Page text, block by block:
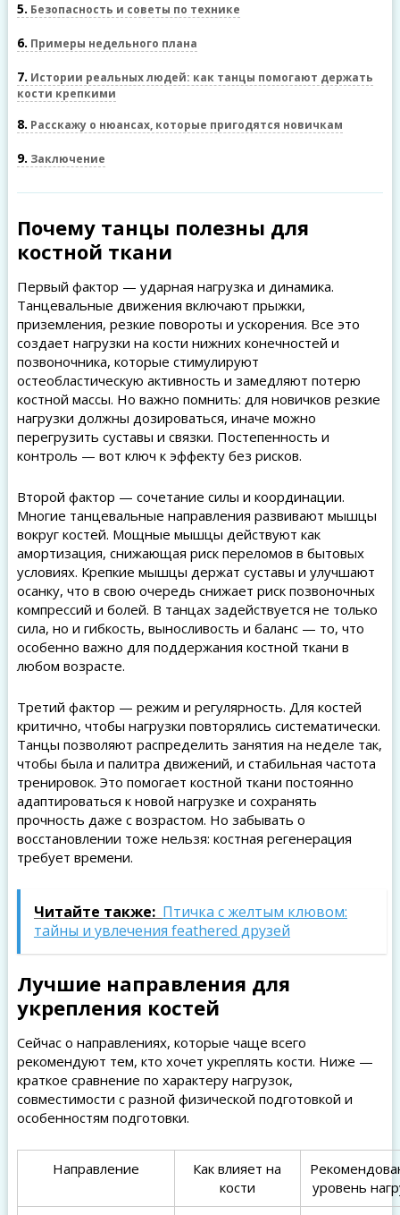
5 Безопасность и советы по технике
6 Примеры недельного плана
7 Истории реальных людей: как танцы помогают держать
кости крепкими
8 Расскажу о нюансах, которые пригодятся новичкам
9 Заключение
Почему танцы полезны для
костной ткани
Первый фактор — ударная нагрузка и динамика.
Танцевальные движения включают прыжки,
приземления, резкие повороты и ускорения. Все это
создает нагрузки на кости нижних конечностей и
позвоночника, которые стимулируют
остеобластическую активность и замедляют потерю
костной массы. Но важно помнить: для новичков резкие
нагрузки должны дозироваться, иначе можно
перегрузить суставы и связки. Постепенность и
контроль — вот ключ к эффекту без рисков.
Второй фактор — сочетание силы и координации.
Многие танцевальные направления развивают мышцы
вокруг костей. Мощные мышцы действуют как
амортизация, снижающая риск переломов в бытовых
условиях. Крепкие мышцы держат суставы и улучшают
осанку, что в свою очередь снижает риск позвоночных
компрессий и болей. В танцах задействуется не только
сила, но и гибкость, выносливость и баланс — то, что
особенно важно для поддержания костной ткани в
любом возрасте.
Третий фактор — режим и регулярность. Для костей
критично, чтобы нагрузки повторялись систематически.
Танцы позволяют распределить занятия на неделе так,
чтобы была и палитра движений, и стабильная частота
тренировок. Это помогает костной ткани постоянно
адаптироваться к новой нагрузке и сохранять
прочность даже с возрастом. Но забывать о
восстановлении тоже нельзя: костная регенерация
требует времени.
Читайте также: Птичка с желтым клювом:
тайны и увлечения feathered друзей
Лучшие направления для
укрепления костей
Сейчас о направлениях, которые чаще всего
рекомендуют тем, кто хочет укреплять кости. Ниже —
краткое сравнение по характеру нагрузок,
совместимости с разной физической подготовкой и
особенностям подготовки.
Направление
Как влияет на
кости
уровень